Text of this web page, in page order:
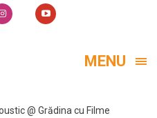
MENU
@ Grădina cu Filme